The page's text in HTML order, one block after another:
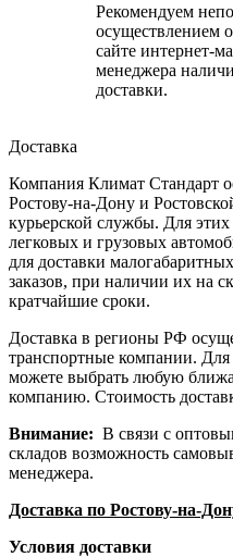
Рекомендуем
осуществлением
сайте интернет-
менеджера
доставки.
Доставка
Компания Климат Стандарт
Ростову-на-Дону и
курьерской службы. Для
легковых и грузовых
для доставки
заказов, при наличии их на
кратчайшие сроки.
Доставка в регионы РФ
транспортные компании.
можете выбрать любую
компанию. Стоимость
Внимание: В связи с
складов возможность
менеджера.
Доставка по Ростову-на-
Условия доставки